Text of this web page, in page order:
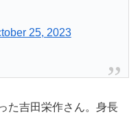
25, 2023
た吉田栄作さん。身長